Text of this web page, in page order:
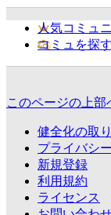
人気コミュ
コミュを探す
このページの上部
健全化の取
プライバシ
新規登録
利用規約
ライセンス